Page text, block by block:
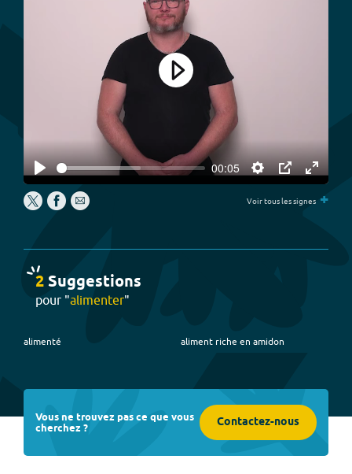
Play
00:05
Settings
PIP
Enter
Play
Voir tous les signes +
2Suggestions
pour "alimenter"
alimenté aliment riche en amidon
Vous ne trouvez pas ce que vous
cherchez ? Contactez-nous